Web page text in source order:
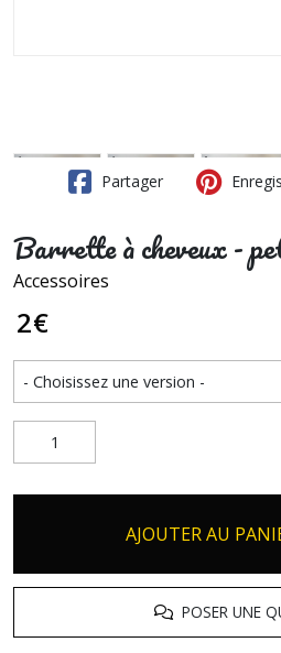
Partager
Barrette à cheveux -
Accessoires
2€
AJOUTER AU
POSER UNE